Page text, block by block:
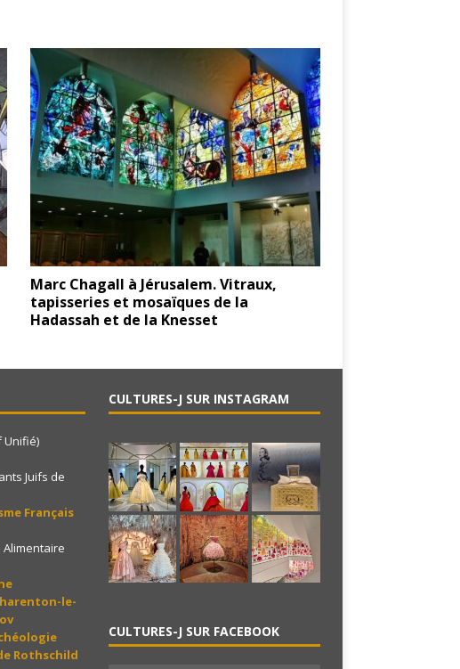
Marc Chagall à Jérusalem. Vitraux,
tapisseries et mosaïques de la
Hadassah et de la Knesset
Unifié)
Juifs de
Français
Alimentaire
le-
Rothschild
CULTURES-J SUR INSTAGRAM
CULTURES-J SUR FACEBOOK